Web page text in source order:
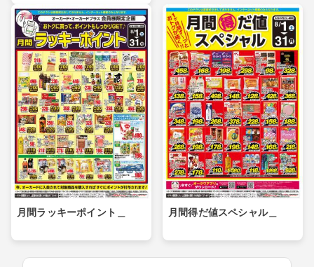
月間ラッキーポイント＿ 月間得だ値スペシャル＿